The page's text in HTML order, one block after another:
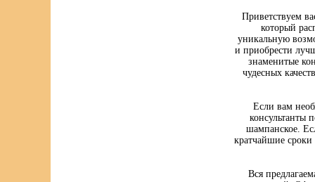
Приветствуем
который
уникальную
и приобрести
знаменитые
чудесных
Если вам
консультанты
шампанское.
кратчайшие
Вся